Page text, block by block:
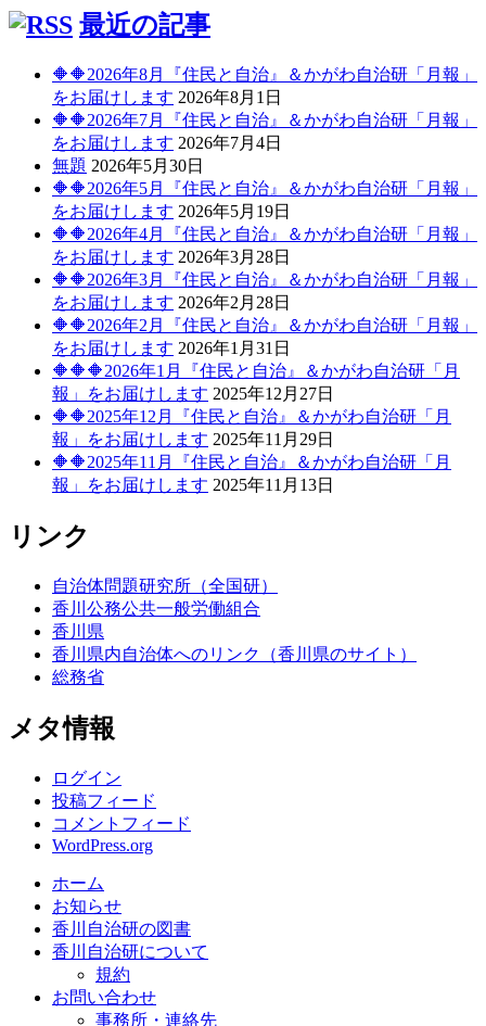
シ
最近の記事
🔶🔶2026年8月『住民と自治』＆かがわ自治研「月報」
をお届けします 2026年8月1日
🔶🔶2026年7月『住民と自治』＆かがわ自治研「月報」
をお届けします 2026年7月4日
無題 2026年5月30日
🔶🔶2026年5月『住民と自治』＆かがわ自治研「月報」
をお届けします 2026年5月19日
🔶🔶2026年4月『住民と自治』＆かがわ自治研「月報」
をお届けします 2026年3月28日
🔶🔶2026年3月『住民と自治』＆かがわ自治研「月報」
をお届けします 2026年2月28日
🔶🔶2026年2月『住民と自治』＆かがわ自治研「月報」
をお届けします 2026年1月31日
🔶🔶🔶2026年1月『住民と自治』＆かがわ自治研「月
報」をお届けします 2025年12月27日
🔶🔶2025年12月『住民と自治』＆かがわ自治研「月
報」をお届けします 2025年11月29日
🔶🔶2025年11月『住民と自治』＆かがわ自治研「月
報」をお届けします 2025年11月13日
リンク
自治体問題研究所（全国研）
香川公務公共一般労働組合
香川県
香川県内自治体へのリンク（香川県のサイト）
総務省
メタ情報
ログイン
投稿フィード
コメントフィード
WordPress.org
ホーム
お知らせ
香川自治研の図書
香川自治研について
規約
お問い合わせ
事務所・連絡先